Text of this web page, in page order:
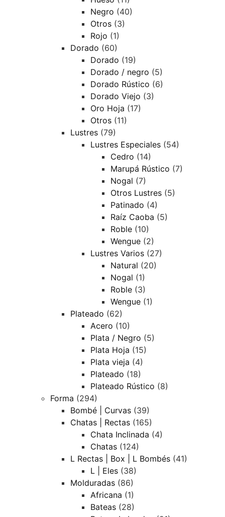
Negro (40)
Otros (3)
Rojo (1)
Dorado (60)
Dorado (19)
Dorado / negro (5)
Dorado Rústico (6)
Dorado Viejo (3)
Oro Hoja (17)
Otros (11)
Lustres (79)
Lustres Especiales (54)
Cedro (14)
Marupá Rústico (7)
Nogal (7)
Otros Lustres (5)
Patinado (4)
Raíz Caoba (5)
Roble (10)
Wengue (2)
Lustres Varios (27)
Natural (20)
Nogal (1)
Roble (3)
Wengue (1)
Plateado (62)
Acero (10)
Plata / Negro (5)
Plata Hoja (15)
Plata vieja (4)
Plateado (18)
Plateado Rústico (8)
Forma (294)
Bombé | Curvas (39)
Chatas | Rectas (165)
Chata Inclinada (4)
Chatas (124)
L Rectas | Box | L Bombés (41)
L | Eles (38)
Molduradas (86)
Africana (1)
Bateas (28)